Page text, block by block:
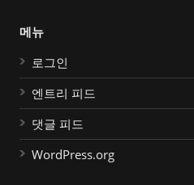
메뉴
로그인
엔트리 피드
댓글 피드
WordPress.org